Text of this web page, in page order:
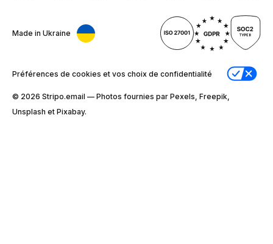
Made in Ukraine
Préférences de cookies et vos choix de confidentialité
© 2026 Stripо.email — Photos fournies par Pexels, Freepik,
Unsplash et Pixabay.